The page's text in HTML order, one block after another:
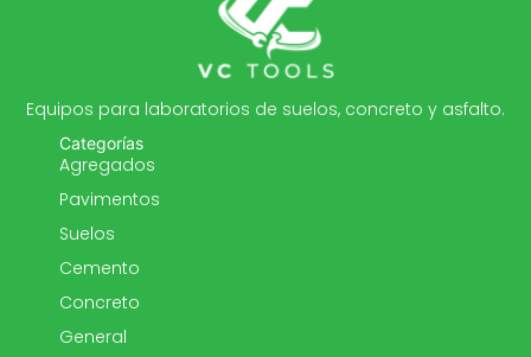
Equipos para laboratorios de suelos, concreto y asfalto.
Categorías
Agregados
Pavimentos
Suelos
Cemento
Concreto
General